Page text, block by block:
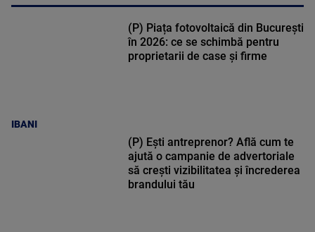
IBANI
(P) Piața fotovoltaică din București
în 2026: ce se schimbă pentru
proprietarii de case și firme
(P) Ești antreprenor? Află cum te
ajută o campanie de advertoriale
să crești vizibilitatea și încrederea
brandului tău